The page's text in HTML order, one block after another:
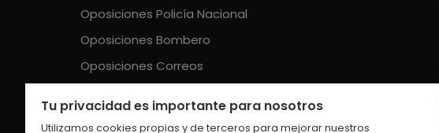
Oposiciones Policía Nacional
Oposiciones Bombero
Oposiciones Correos
Oposiciones Educación Intantil
Tu privacidad es importante para nosotros
Utilizamos cookies propias y de terceros para mejorar nuestros